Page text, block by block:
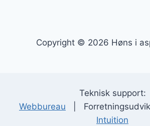
Copyright © 2026 Høns i
Teknisk support:
Webbureau |
Intuition